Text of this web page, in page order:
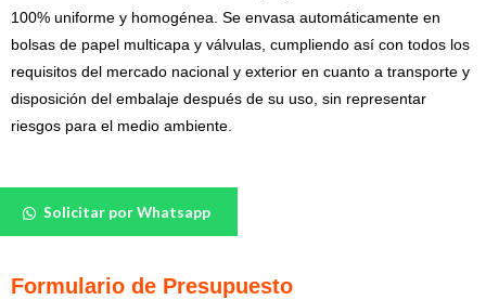
100% uniforme y homogénea. Se envasa automáticamente en
bolsas de papel multicapa y válvulas, cumpliendo así con todos los
requisitos del mercado nacional y exterior en cuanto a transporte y
disposición del embalaje después de su uso, sin representar
riesgos para el medio ambiente.
Solicitar por Whatsapp
protección
Formulario de Presupuesto